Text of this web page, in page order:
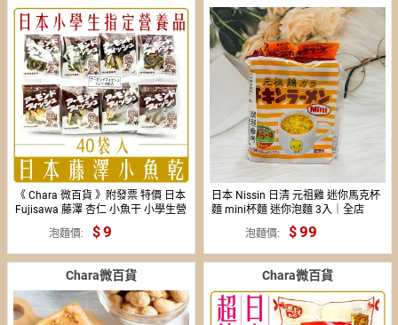
《 Chara 微百貨 》附發票 特價 日本
Fujisawa 藤澤 杏仁 小魚干 小學生營
養品 小魚乾 批發
泡麵價 9
日本 Nissin 日清 元祖雞 迷你馬克杯
麵 mini杯麵 迷你泡麵 3入｜全店
$299 全家取貨免運｜領券9折｜
APP下單最高再賺22%點數⚡
泡麵價 99
Chara微百貨 Chara微百貨